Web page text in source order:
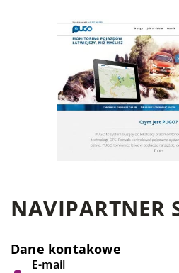
NAVIPARTNER
Dane kontakowe
E-mail